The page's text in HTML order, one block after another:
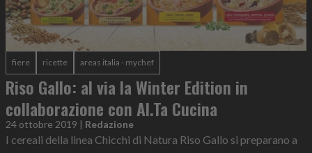
fiere ricette areas italia - mychef
Riso Gallo: al via la Winter Edition in
collaborazione con Al.Ta Cucina
24 ottobre 2019 | Redazione
I cereali della linea Chicchi di Natura Riso Gallo si preparano a